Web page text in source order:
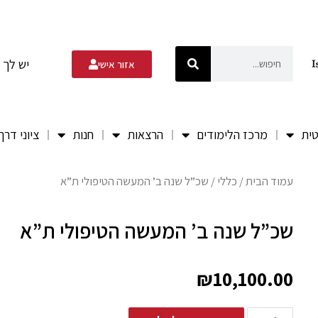
אזור אישי יש לך
מרכז הלימודים הרצאות חנות ציוני
עמוד הבית/ כללי/ שכ”ל שנה ב’ המעשה הטיפולי ת”א
שכ”ל שנה ב’ המעשה הטיפולי ת”א
₪10,100.00